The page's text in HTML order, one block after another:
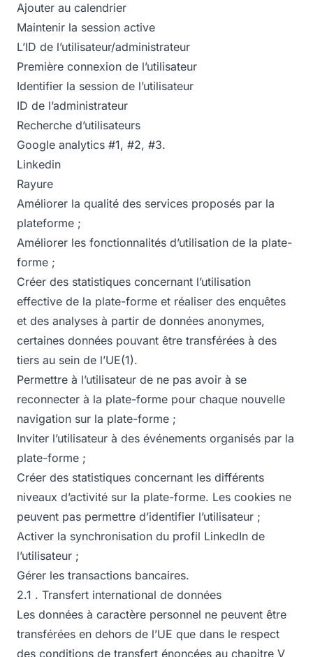
Ajouter au calendrier
Maintenir la session active
L’ID de l’utilisateur/administrateur
Première connexion de l’utilisateur
Identifier la session de l’utilisateur
ID de l’administrateur
Recherche d’utilisateurs
Google analytics #1, #2, #3.
Linkedin
Rayure
Améliorer la qualité des services proposés par la
plateforme ;
Améliorer les fonctionnalités d’utilisation de la plate-
forme ;
Créer des statistiques concernant l’utilisation
effective de la plate-forme et réaliser des enquêtes
et des analyses à partir de données anonymes,
certaines données pouvant être transférées à des
tiers au sein de l’UE(1).
Permettre à l’utilisateur de ne pas avoir à se
reconnecter à la plate-forme pour chaque nouvelle
navigation sur la plate-forme ;
Inviter l’utilisateur à des événements organisés par la
plate-forme ;
Créer des statistiques concernant les différents
niveaux d’activité sur la plate-forme. Les cookies ne
peuvent pas permettre d’identifier l’utilisateur ;
Activer la synchronisation du profil LinkedIn de
l’utilisateur ;
Gérer les transactions bancaires.
2.1 . Transfert international de données
Les données à caractère personnel ne peuvent être
transférées en dehors de l’UE que dans le respect
des conditions de transfert énoncées au chapitre V